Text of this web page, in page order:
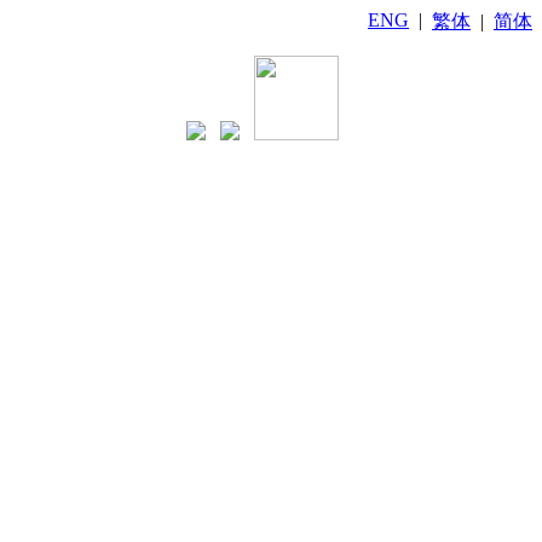
简体
繁体 |
ENG |